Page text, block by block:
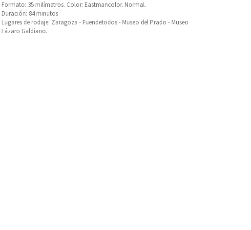
Formato: 35 milímetros. Color: Eastmancolor. Normal.
Duración: 84 minutos
Lugares de rodaje: Zaragoza - Fuendetodos - Museo del Prado - Museo
Lázaro Galdiano.